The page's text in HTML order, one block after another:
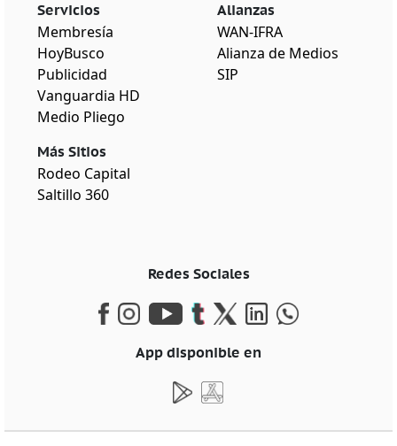
Servicios
Membresía
HoyBusco
Publicidad
Vanguardia HD
Medio Pliego
Más Sitios
Rodeo Capital
Saltillo 360
Alianzas
WAN-IFRA
Alianza de Medios
SIP
Redes Sociales
App disponible en